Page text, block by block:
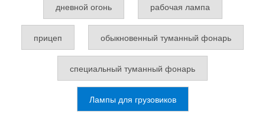
дневной огонь рабочая лампа
прицеп обыкновенный туманный фонарь
специальный туманный фонарь
Лампы для грузовиков